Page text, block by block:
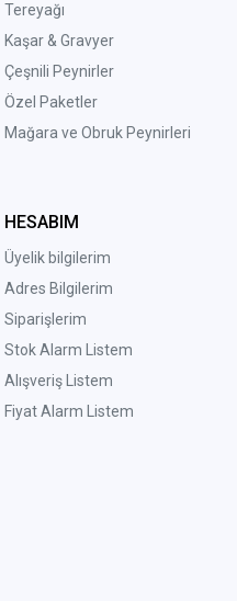
Tereyağı
Kaşar & Gravyer
Çeşnili Peynirler
Özel Paketler
Mağara ve Obruk Peynirleri
HESABIM
Üyelik bilgilerim
Adres Bilgilerim
Siparişlerim
Stok Alarm Listem
Alışveriş Listem
Fiyat Alarm Listem